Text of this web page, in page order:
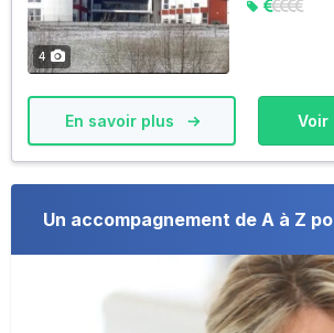
4
En savoir plus Voir
Un accompagnement de A à Z